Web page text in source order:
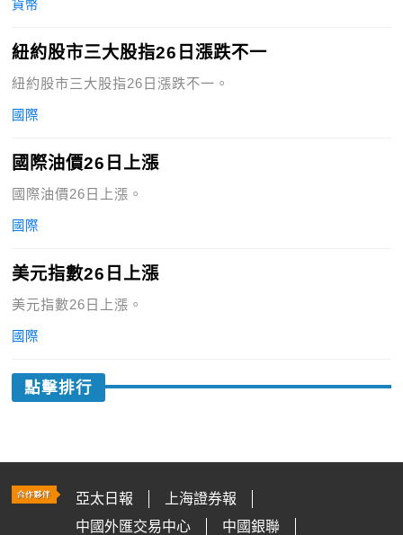
貨幣
紐約股市三大股指26日漲跌不一
紐約股市三大股指26日漲跌不一。
國際
國際油價26日上漲
國際油價26日上漲。
國際
美元指數26日上漲
美元指數26日上漲。
國際
點擊排行
亞太日報
上海證券報
中國外匯交易中心
中國銀聯